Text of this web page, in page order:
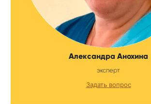
Александра Анохина
эксперт
Задать вопрос